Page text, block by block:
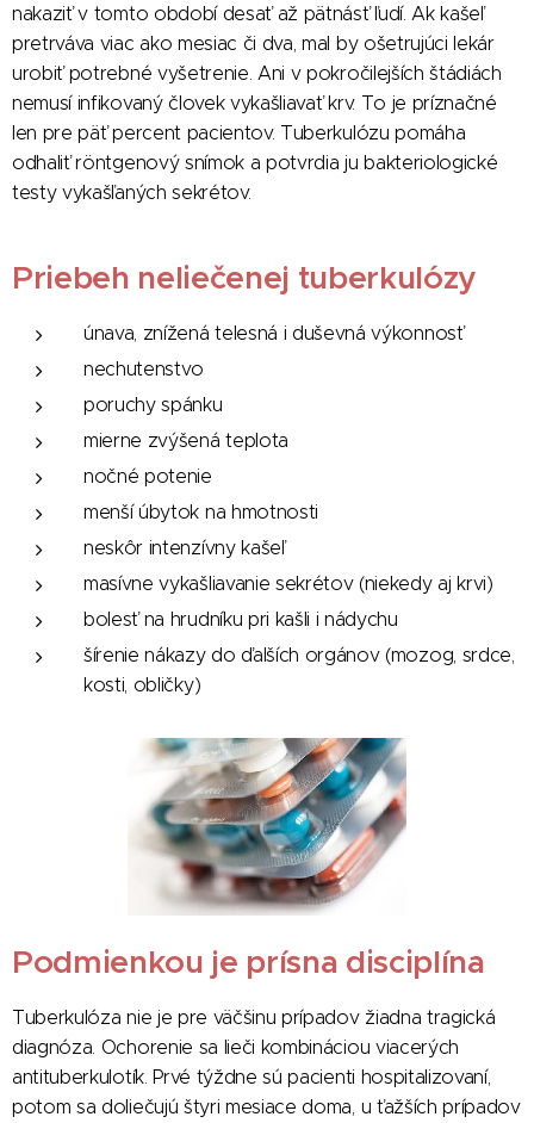
nakaziť v tomto období desať až pätnásť ľudí. Ak kašeľ
pretrváva viac ako mesiac či dva, mal by ošetrujúci lekár
urobiť potrebné vyšetrenie. Ani v pokročilejších štádiách
nemusí infikovaný človek vykašliavať krv. To je príznačné
len pre päť percent pacientov. Tuberkulózu pomáha
odhaliť röntgenový snímok a potvrdia ju bakteriologické
testy vykašľaných sekrétov.
Priebeh neliečenej tuberkulózy
únava, znížená telesná i duševná výkonnosť
nechutenstvo
poruchy spánku
mierne zvýšená teplota
nočné potenie
menší úbytok na hmotnosti
neskôr intenzívny kašeľ
masívne vykašliavanie sekrétov (niekedy aj krvi)
bolesť na hrudníku pri kašli i nádychu
šírenie nákazy do ďalších orgánov (mozog, srdce,
kosti, obličky)
Podmienkou je prísna disciplína
Tuberkulóza nie je pre väčšinu prípadov žiadna tragická
diagnóza. Ochorenie sa lieči kombináciou viacerých
antituberkulotík. Prvé týždne sú pacienti hospitalizovaní,
potom sa doliečujú štyri mesiace doma, u ťažších prípadov